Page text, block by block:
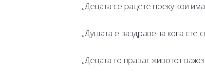
„Децата се рацете преку кои
„Душата е заздравена кога сте
„Децата го прават животот